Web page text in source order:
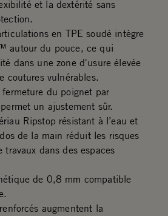
et la dextérité sans
en TPE soudé intègre
autour du pouce, ce qui
dans une zone d'usure élevée
coutures vulnérables.
du poignet par
un ajustement sûr.
Ripstop résistant à l’eau et
de la main réduit les risques
travaux dans des espaces
de 0,8 mm compatible
augmentent la